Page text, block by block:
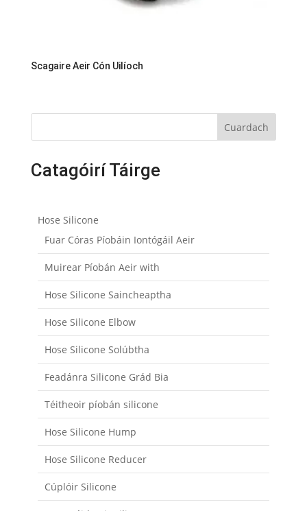
Scagaire Aeir Cón Uilíoch
Cuardach
Catagóirí Táirge
Hose Silicone
Fuar Córas Píobáin Iontógáil Aeir
Muirear Píobán Aeir with
Hose Silicone Saincheaptha
Hose Silicone Elbow
Hose Silicone Solúbtha
Feadánra Silicone Grád Bia
Téitheoir píobán silicone
Hose Silicone Hump
Hose Silicone Reducer
Cúplóir Silicone